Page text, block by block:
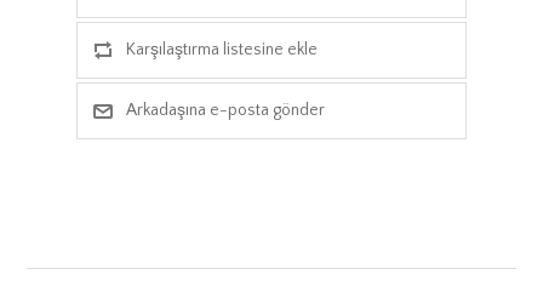
Karşılaştırma listesine ekle
Arkadaşına e-posta gönder